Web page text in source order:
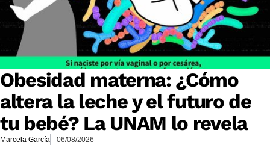
Obesidad materna: ¿Cómo
altera la leche y el futuro de
tu bebé? La UNAM lo revela
Marcela García 06/08/2026